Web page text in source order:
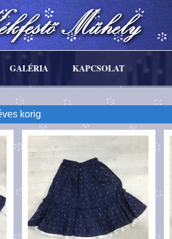
GALÉRIA KAPCSOLAT
korig